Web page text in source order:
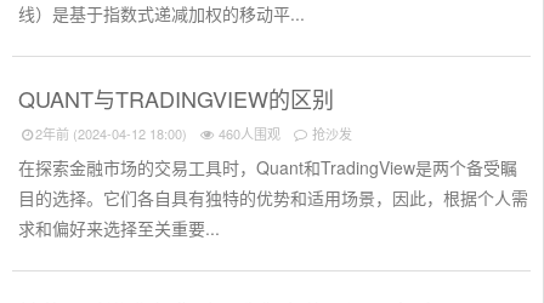
线）是基于指数式递减加权的移动平...
QUANT与TRADINGVIEW的区别
2年前 (2024-04-12 18:00) 460人围观 抢沙发
在探索金融市场的交易工具时，Quant和TradingView是两个备受瞩
目的选择。它们各自具有独特的优势和适用场景，因此，根据个人需
求和偏好来选择至关重要...